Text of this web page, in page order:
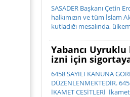
SASADER Başkanı Çetin
halkımızın ve tüm İslam
kutladığı mesajında,
ihtiyaç de...
Yabancı
izni için
6458 SAYILI KANUNA
DÜZENLENMEKTEDİR.
İKAMET ÇEŞİTLERİ